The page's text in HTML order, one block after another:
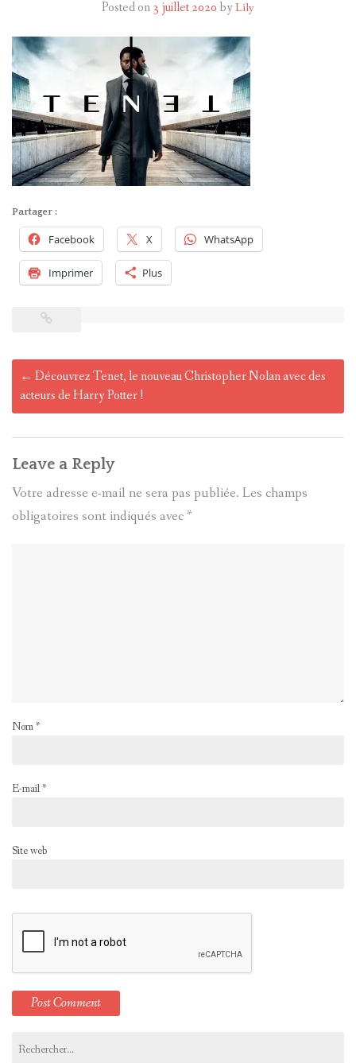
HARRY POTTER
LES ACTEURS
J.K. ROWLING
PRODUITS DÉRIVÉS
A PROPOS
Posted on3 juillet 2020by Lily
Partager :
Facebook X WhatsApp
Imprimer Plus
Post
navigation
← Découvrez Tenet, le nouveau Christopher Nolan avec des
acteurs de Harry Potter !
Leave a Reply
Votre adresse e-mail ne sera pas publiée. Les champs
obligatoires sont indiqués avec*
Nom*
E-mail*
Site web